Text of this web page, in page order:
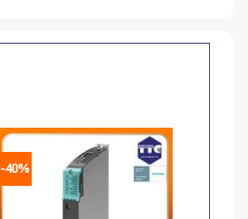
-40%